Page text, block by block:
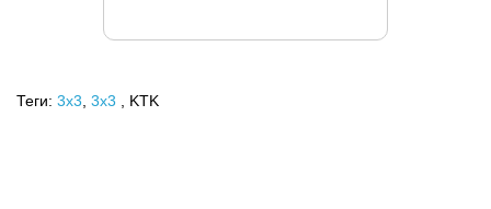
Теги: 3x3 3х3 , KTK